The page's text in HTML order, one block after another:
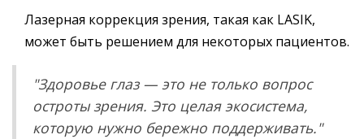
Лазерная коррекция зрения, такая как LASIK,
может быть решением для некоторых пациентов.
"Здоровье глаз — это не только вопрос
остроты зрения. Это целая экосистема,
которую нужно бережно поддерживать."